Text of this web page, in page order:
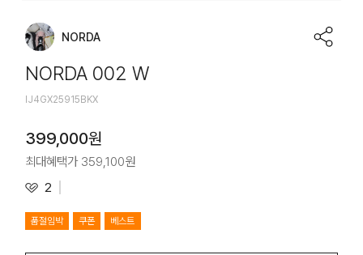
NORDA
NORDA 002 W
IJ4GX25915BKX
399,000원
최대혜택가 359,100원
2
품절임박 쿠폰 베스트